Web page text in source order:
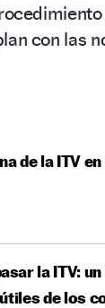
con las
de la ITV
la ITV:
de los